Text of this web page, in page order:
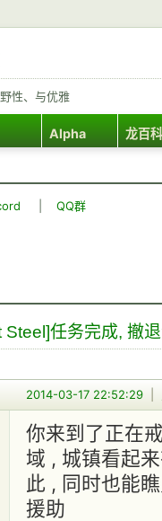
性、与优雅
Alpha 龙百科
QQ群
Steel]任务完成, 撤
2014-03-17 22:52:29
你来到了正在
域 , 城镇看起
此 , 同时也能
援助